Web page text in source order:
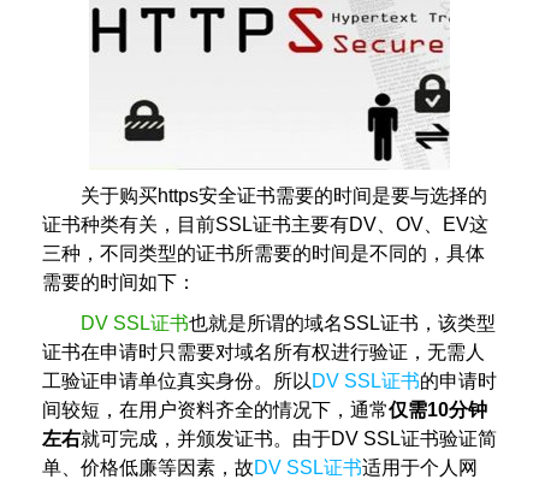
关于购买https安全证书需要的时间是要与选择的
证书种类有关，目前SSL证书主要有DV、OV、EV这
三种，不同类型的证书所需要的时间是不同的，具体
需要的时间如下：
DV SSL证书也就是所谓的域名SSL证书，该类型
证书在申请时只需要对域名所有权进行验证，无需人
工验证申请单位真实身份。所以 DV SSL证书的申请时
间较短，在用户资料齐全的情况下，通常仅需10分钟
左右就可完成，并颁发证书。由于DV SSL证书验证简
单、价格低廉等因素，故DV SSL证书适用于个人网